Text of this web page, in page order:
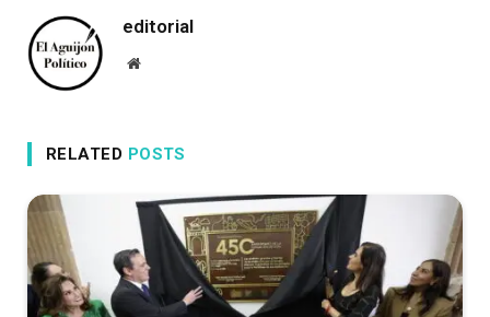
editorial
Website
RELATED POSTS